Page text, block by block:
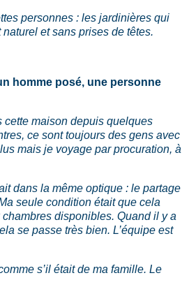
personnes : les jardinières qui
et sans prises de têtes.
homme posé, une personne
cette maison depuis quelques
ce sont toujours des gens avec
mais je voyage par procuration, à
dans la même optique : le partage
seule condition était que cela
disponibles. Quand il y a
se passe très bien. L’équipe est
s’il était de ma famille. Le